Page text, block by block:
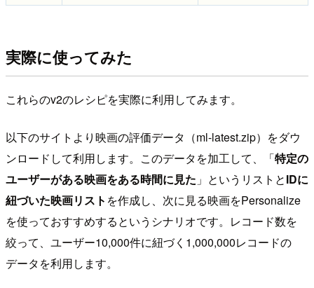
実際に使ってみた
これらのv2のレシピを実際に利用してみます。
以下のサイトより映画の評価データ（ml-latest.zip）をダウ
ンロードして利用します。このデータを加工して、「特定の
ユーザーがある映画をある時間に見た 」というリストとIDに
紐づいた映画リスト を作成し、次に見る映画をPersonalize
を使っておすすめするというシナリオです。レコード数を
絞って、ユーザー10,000件に紐づく1,000,000レコードの
データを利用します。